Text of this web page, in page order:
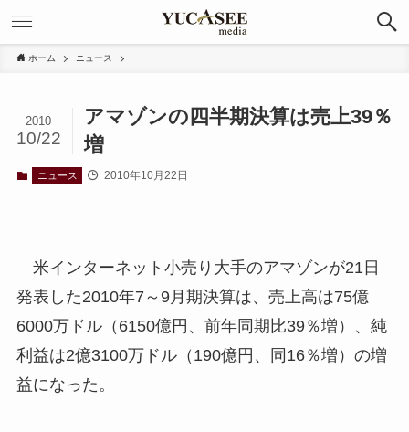
ホーム ニュース
アマゾンの四半期決算は売上39％
増
2010
10/22
ニュース 2010年10月22日
米インターネット小売り大手のアマゾンが21日
発表した2010年7～9月期決算は、売上高は75億
6000万ドル（6150億円、前年同期比39％増）、純
利益は2億3100万ドル（190億円、同16％増）の増
益になった。